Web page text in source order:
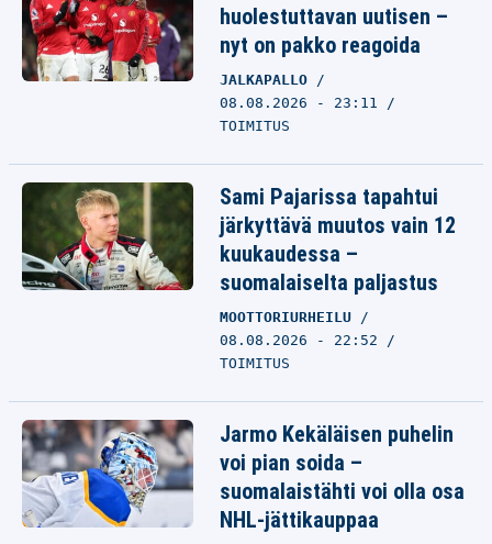
huolestuttavan uutisen –
nyt on pakko reagoida
JALKAPALLO
08.08.2026 - 23:11
TOIMITUS
Sami Pajarissa tapahtui
järkyttävä muutos vain 12
kuukaudessa –
suomalaiselta paljastus
MOOTTORIURHEILU
08.08.2026 - 22:52
TOIMITUS
Jarmo Kekäläisen puhelin
voi pian soida –
suomalaistähti voi olla osa
NHL-jättikauppaa